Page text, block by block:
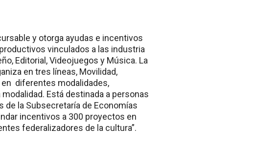
y otorga ayudas e incentivos
vinculados a las industria
Editorial, Videojuegos y Música. La
en tres líneas, Movilidad,
diferentes modalidades,
Está destinada a personas
la Subsecretaría de Economías
incentivos a 300 proyectos en
federalizadores de la cultura”.